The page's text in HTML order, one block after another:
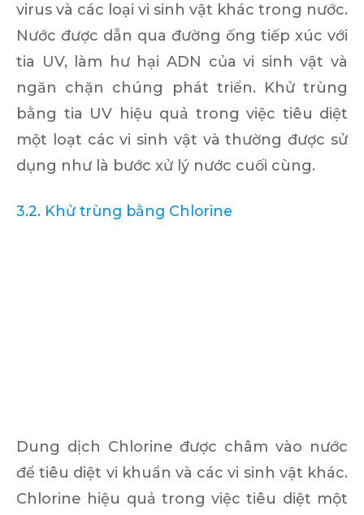
virus và các loại vi sinh vật khác trong nước.
Nước được dẫn qua đường ống tiếp xúc với
tia UV, làm hư hại ADN của vi sinh vật và
ngăn chặn chúng phát triển. Khử trùng
bằng tia UV hiệu quả trong việc tiêu diệt
một loạt các vi sinh vật và thường được sử
dụng như là bước xử lý nước cuối cùng.
3.2. Khử trùng bằng Chlorine
Dung dịch Chlorine được châm vào nước
để tiêu diệt vi khuẩn và các vi sinh vật khác.
Chlorine hiệu quả trong việc tiêu diệt một